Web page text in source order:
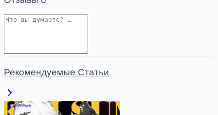
Рекомендуемые Статьи